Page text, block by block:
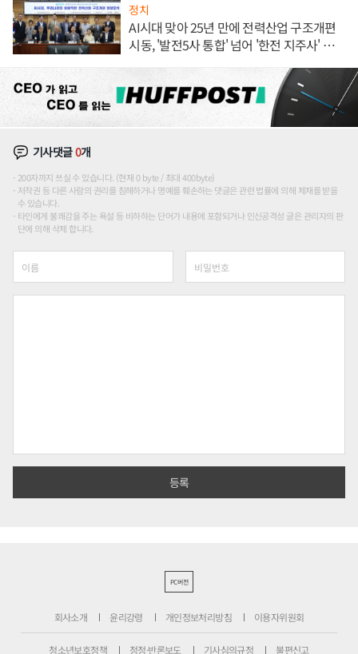
정치
AI시대 맞아 25년 만에 전력산업 구조개편
시동, '발전5사 통합' 넘어 '한전 지주사' 재편
기사댓글0개
200자까지 쓰실 수 있습니다. (현재 0 byte / 최대 400byte)
저작권 등 다른 사람의 권리를 침해하거나 명예를 훼손하는 댓글은 관련 법률에 의해 제재를 받을
수 있습니다.
타인에게 불쾌감을 주는 욕설 등 비하하는 단어가 내용에 포함되거나 인신공격성 글은 관리자의 판
단에 의해 삭제 합니다.
PC버전
회사소개 윤리강령 개인정보처리방침 이용자위원회
청소년보호정책 정정·반론보도 기사심의규정 불편신고